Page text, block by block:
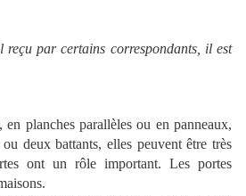
reçu par certains correspondants, il est
en planches parallèles ou en panneaux,
deux battants, elles peuvent être très
ont un rôle important. Les portes